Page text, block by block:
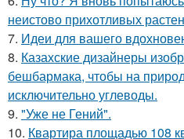
неистово прихотливых
7. Идеи для вашего
8. Казахские дизайнеры
бешбармака, чтобы на
исключительно углеводы.
9. "Уже не Гений".
10. Квартира площадью 108